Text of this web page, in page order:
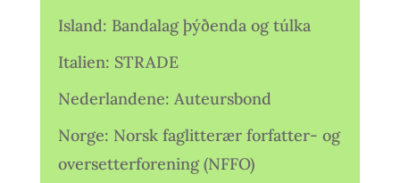
Island: Bandalag þýðenda og túlka
Italien: STRADE
Nederlandene: Auteursbond
Norge: Norsk faglitterær forfatter- og
oversetterforening (NFFO)